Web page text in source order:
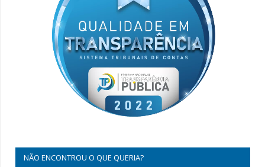
NÃO ENCONTROU O QUE QUERIA?